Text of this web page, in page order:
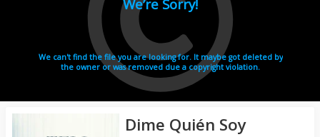
Dime Quién Soy